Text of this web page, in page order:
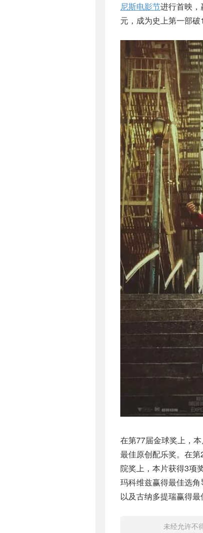
尼斯电影节进行首映
元，成为史上第一部
在第77届金球奖上，
最佳原创配乐奖。在第
院奖上，本片获得3项
玛科维兹赢得最佳选
以及古纳多提瑞赢得最
未经允许不